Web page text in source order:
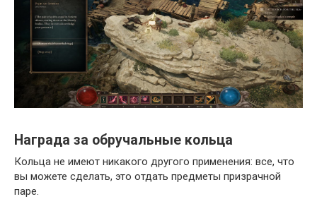
Награда за обручальные кольца
Кольца не имеют никакого другого применения: все, что
вы можете сделать, это отдать предметы призрачной
паре.